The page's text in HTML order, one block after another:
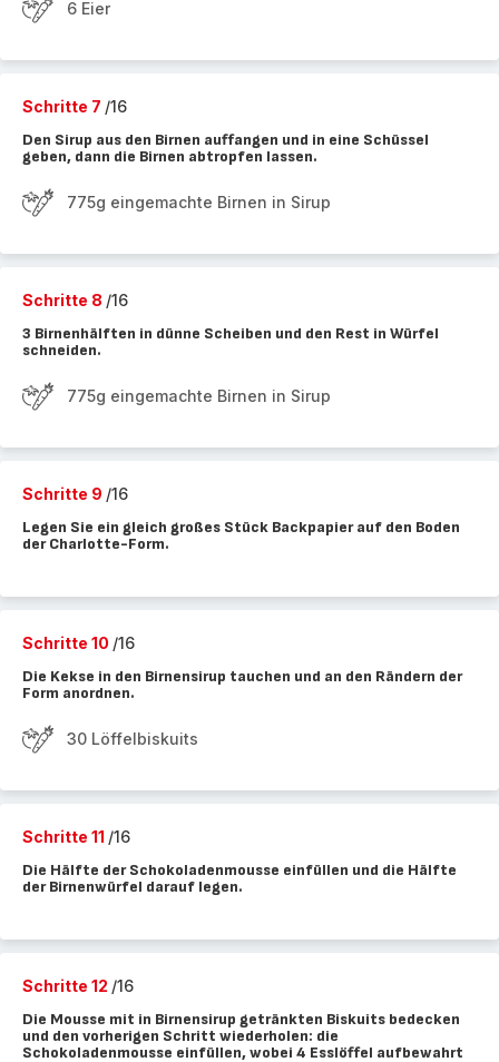
6 Eier
Schritte 7 /16
Den Sirup aus den Birnen auffangen und in eine Schüssel
geben, dann die Birnen abtropfen lassen.
775g eingemachte Birnen in Sirup
Schritte 8 /16
3 Birnenhälften in dünne Scheiben und den Rest in Würfel
schneiden.
775g eingemachte Birnen in Sirup
Schritte 9 /16
Legen Sie ein gleich großes Stück Backpapier auf den Boden
der Charlotte-Form.
Schritte 10 /16
Die Kekse in den Birnensirup tauchen und an den Rändern der
Form anordnen.
30 Löffelbiskuits
Schritte 11 /16
Die Hälfte der Schokoladenmousse einfüllen und die Hälfte
der Birnenwürfel darauf legen.
Schritte 12 /16
Die Mousse mit in Birnensirup getränkten Biskuits bedecken
und den vorherigen Schritt wiederholen: die
Schokoladenmousse einfüllen, wobei 4 Esslöffel aufbewahrt